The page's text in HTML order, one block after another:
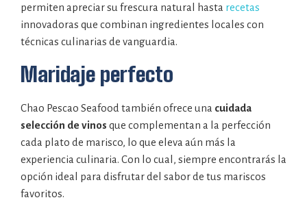
permiten apreciar su frescura natural hasta recetas
innovadoras que combinan ingredientes locales con
técnicas culinarias de vanguardia.
Maridaje perfecto
Chao Pescao Seafood también ofrece una cuidada
selección de vinos que complementan a la perfección
cada plato de marisco, lo que eleva aún más la
experiencia culinaria. Con lo cual, siempre encontrarás la
opción ideal para disfrutar del sabor de tus mariscos
favoritos.